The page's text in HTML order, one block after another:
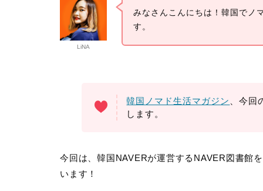
LiNA
みなさんこんにちは！韓国でノ
す。
韓国ノマド生活マガジン
、今
します。
今回は、韓国NAVERが運営する NAVER図書館
います！